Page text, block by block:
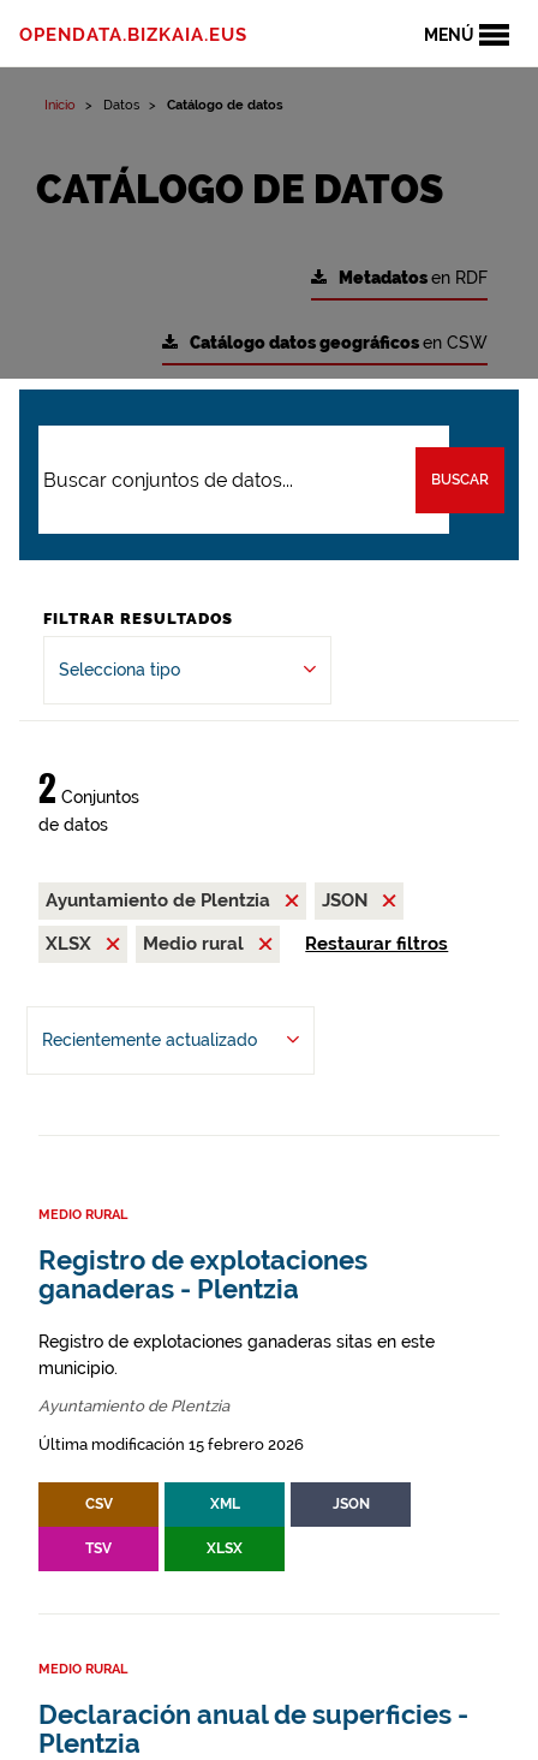
MENÚ
OPENDATA.BIZKAIA.EUS
Inicio Datos Catálogo de datos
CATÁLOGO DE DATOS
Metadatosen RDF
Catálogo datos geográficosen CSW
BUSCAR
FILTRAR RESULTADOS
Selecciona tipo
2 Conjuntos
de datos
Ayuntamiento de Plentzia
JSON
XLSX
Medio rural Restaurar filtros
Recientemente actualizado
MEDIO RURAL
Registro de explotaciones
ganaderas - Plentzia
Registro de explotaciones ganaderas sitas en este
municipio.
Ayuntamiento de Plentzia
Última modificación 15 febrero 2026
CSV XML JSON
TSV XLSX
MEDIO RURAL
Declaración anual de superficies -
Plentzia